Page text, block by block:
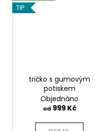
TIP
tričko s gumovým
potiskem
Objednáno
od 999 Kč